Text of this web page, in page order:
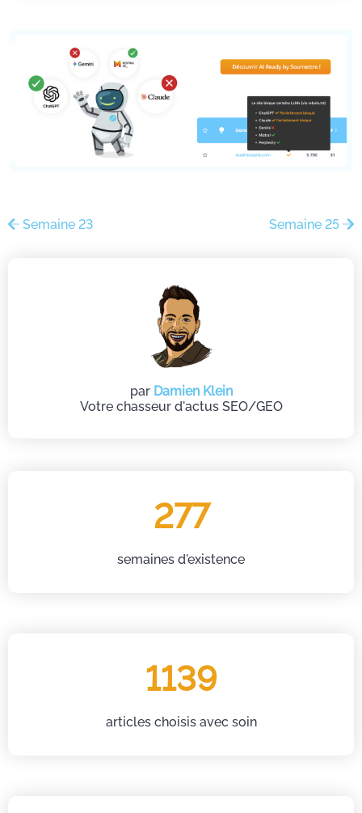
Semaine 23 Semaine 25
par Damien Klein
Votre chasseur d'actus SEO/GEO
277
semaines d'existence
1139
articles choisis avec soin